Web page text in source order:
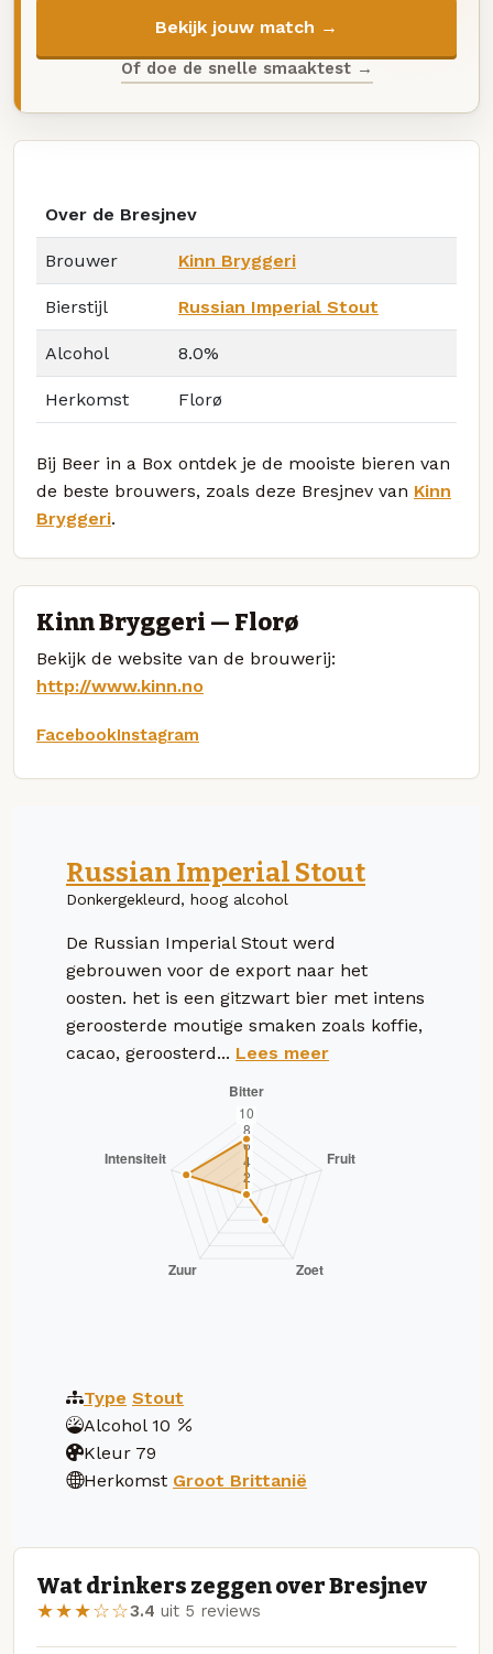
Bekijk jouw match →
Of doe de snelle smaaktest →
Over de Bresjnev
Brouwer Kinn Bryggeri
Bierstijl Russian Imperial Stout
Alcohol 8.0%
Herkomst Florø
Bij Beer in a Box ontdek je de mooiste bieren van
de beste brouwers, zoals deze Bresjnev van Kinn
Bryggeri.
Kinn Bryggeri — Florø
Bekijk de website van de brouwerij:
http://www.kinn.no
FacebookInstagram
Russian Imperial Stout
Donkergekleurd, hoog alcohol
De Russian Imperial Stout werd
gebrouwen voor de export naar het
oosten. het is een gitzwart bier met intens
geroosterde moutige smaken zoals koffie,
cacao, geroosterd... Lees meer
Type Stout
Alcohol 10
Kleur 79
Herkomst Groot Brittanië
Wat drinkers zeggen over Bresjnev
★★★☆☆3.4 uit 5 reviews